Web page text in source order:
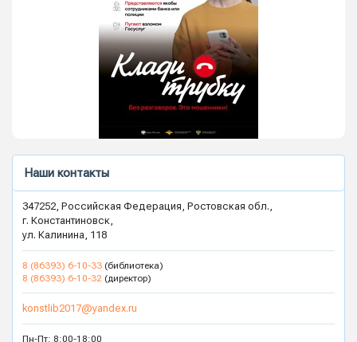
Наши контакты
347252, Российская Федерация, Ростовская обл.,
г. Константиновск,
ул. Калинина, 118
8 (86393) 6-10-33 (библиотека)
8 (86393) 6-10-32 (директор)
konstlib2017@yandex.ru
Пн-Пт: 8:00-18:00